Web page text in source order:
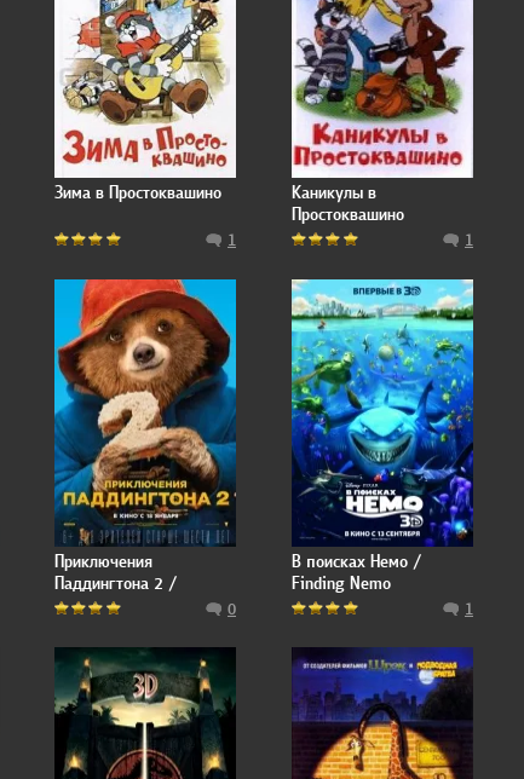
Зима в Простоквашино
1
Каникулы в
Простоквашино
1
Приключения
Паддингтона 2 /
Paddington 2
0
В поисках Немо /
Finding Nemo
1